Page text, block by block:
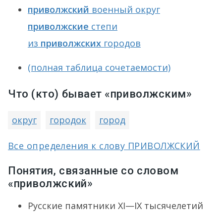
приволжский военный округ
приволжские степи
из приволжских городов
(полная таблица сочетаемости)
Что (кто) бывает «приволжским»
округ городок город
Все определения к слову ПРИВОЛЖСКИЙ
Понятия, связанные со словом
«приволжский»
Русские памятники XI—IX тысячелетий